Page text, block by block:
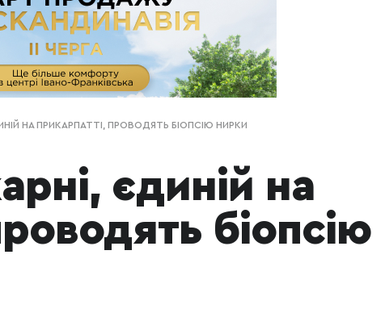
НА ПРИКАРПАТТІ, ПРОВОДЯТЬ БІОПСІЮ НИРКИ
єдиній на
біопсію